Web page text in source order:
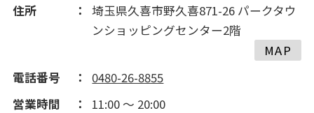
住所
埼玉県久喜市野久喜871-26 パークタウ
ンショッピングセンター2階
MAP
電話番号
0480-26-8855
営業時間
11:00 ～ 20:00